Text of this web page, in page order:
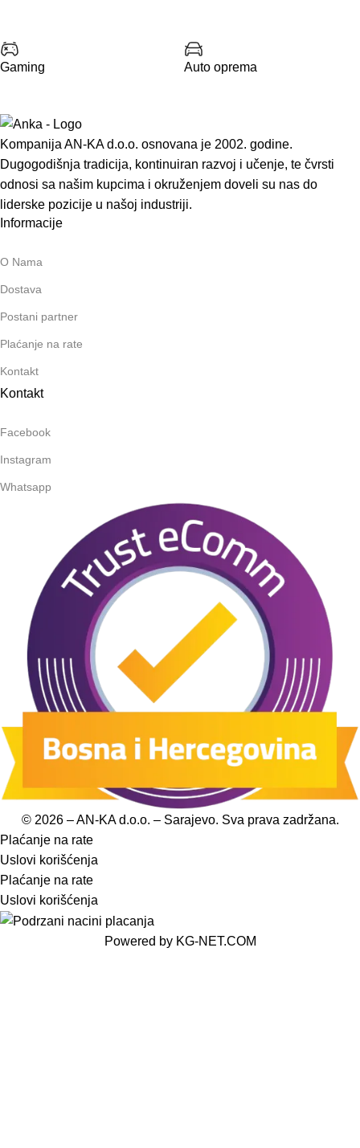
Gaming Auto oprema
Kompanija AN-KA d.o.o. osnovana je 2002. godine.
Dugogodišnja tradicija, kontinuiran razvoj i učenje, te čvrsti
odnosi sa našim kupcima i okruženjem doveli su nas do
liderske pozicije u našoj industriji.
Informacije
O Nama
Dostava
Postani partner
Plaćanje na rate
Kontakt
Kontakt
Facebook
Instagram
Whatsapp
© 2026 – AN-KA d.o.o. – Sarajevo. Sva prava zadržana.
Plaćanje na rate
Uslovi korišćenja
Plaćanje na rate
Uslovi korišćenja
Powered by KG-NET.COM